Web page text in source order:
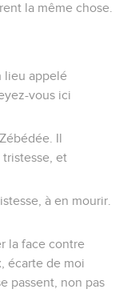
la même chose.
lieu appelé
vous ici
Il
tristesse, et
à en mourir.
la face contre
écarte de moi
passent, non pas